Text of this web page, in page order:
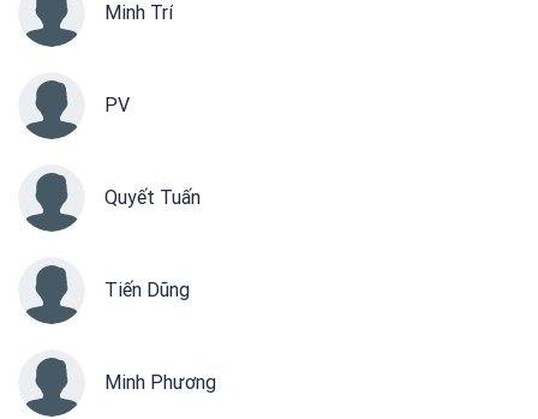
Minh Trí
PV
Quyết Tuấn
Tiến Dũng
Minh Phương